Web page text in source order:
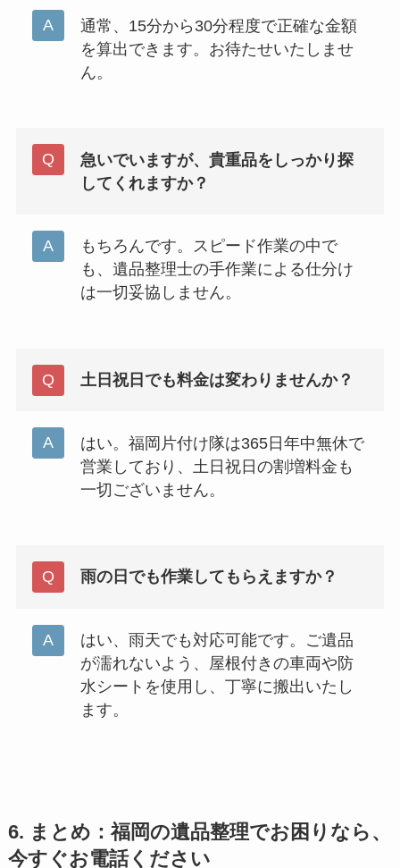
通常、15分から30分程度で正確な金額
を算出できます。お待たせいたしませ
ん。
急いでいますが、貴重品をしっかり探
してくれますか？
もちろんです。スピード作業の中で
も、遺品整理士の手作業による仕分け
は一切妥協しません。
土日祝日でも料金は変わりませんか？
はい。福岡片付け隊は365日年中無休で
営業しており、土日祝日の割増料金も
一切ございません。
雨の日でも作業してもらえますか？
はい、雨天でも対応可能です。ご遺品
が濡れないよう、屋根付きの車両や防
水シートを使用し、丁寧に搬出いたし
ます。
6. まとめ：福岡の遺品整理でお困りなら、
今すぐお電話ください